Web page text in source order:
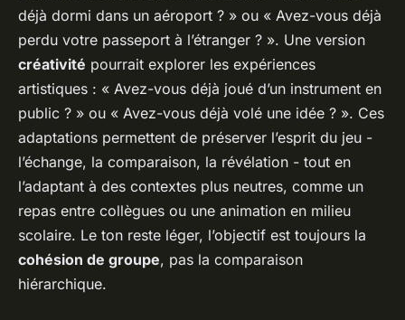
déjà dormi dans un aéroport ? » ou « Avez-vous déjà
perdu votre passeport à l’étranger ? ». Une version
créativité pourrait explorer les expériences
artistiques : « Avez-vous déjà joué d’un instrument en
public ? » ou « Avez-vous déjà volé une idée ? ». Ces
adaptations permettent de préserver l’esprit du jeu -
l’échange, la comparaison, la révélation - tout en
l’adaptant à des contextes plus neutres, comme un
repas entre collègues ou une animation en milieu
scolaire. Le ton reste léger, l’objectif est toujours la
cohésion de groupe, pas la comparaison
hiérarchique.